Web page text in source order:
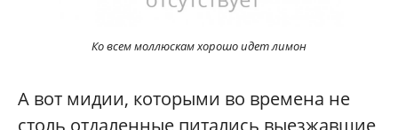
Ко всем моллюскам хорошо идет лимон
А вот мидии, которыми во времена не
столь отдаленные питались выезжавшие